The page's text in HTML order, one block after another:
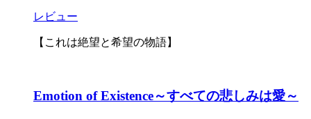
レビュー
【これは絶望と希望の物語】
Emotion of Existence～すべての悲しみは愛～